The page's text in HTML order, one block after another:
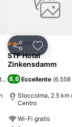
preferiti
)
Condividi
2 Stelle
Hotel
STF Hotel
Zinkensdamm
8,6 Eccellente (
Stoccolma, 2.5 km
Centro
Wi-Fi gratis